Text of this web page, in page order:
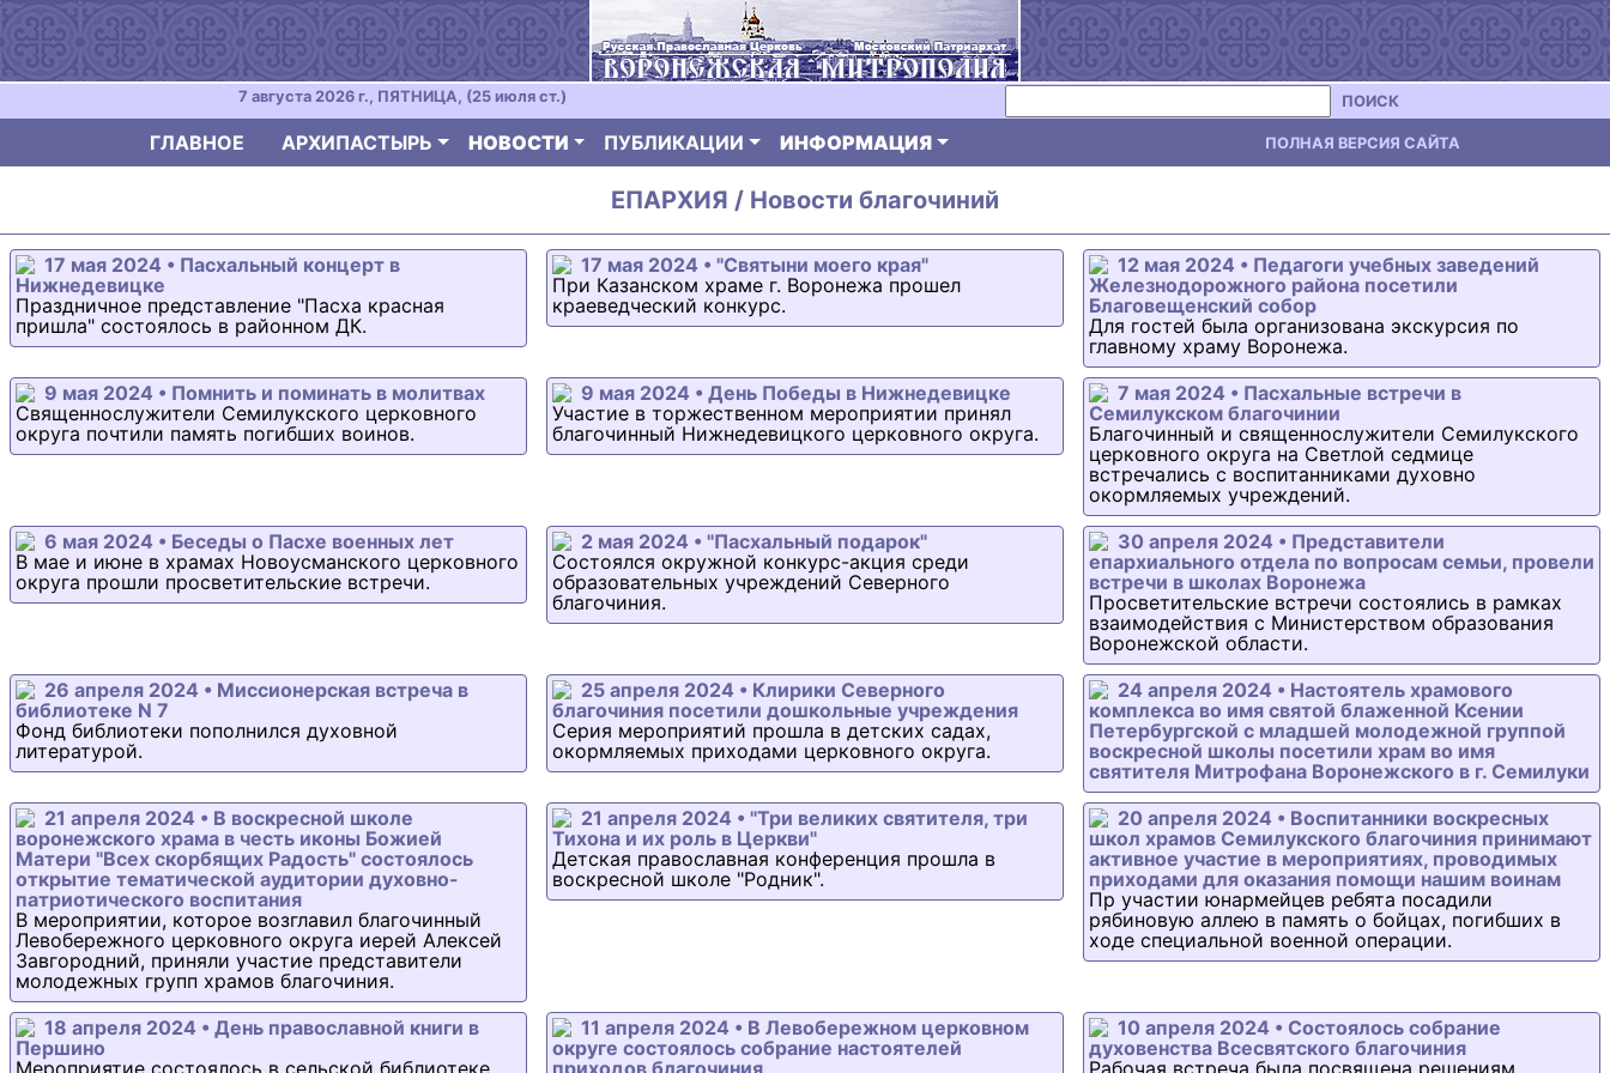
7 августа 2026 г., ПЯТНИЦА, (25 июля ст.) ПОИСК
ГЛАВНОЕ АРХИПАСТЫРЬ НОВОСТИ ПУБЛИКАЦИИ ИНФОРМАЦИЯ ПОЛНАЯ ВЕРСИЯ САЙТА
ЕПАРХИЯ / Новости благочиний
17 мая 2024 • Пасхальный концерт в
Нижнедевицке
Праздничное представление "Пасха красная
пришла" состоялось в районном ДК.
17 мая 2024 • "Святыни моего края"
При Казанском храме г. Воронежа прошел
краеведческий конкурс.
12 мая 2024 • Педагоги учебных заведений
Железнодорожного района посетили
Благовещенский собор
Для гостей была организована экскурсия по
главному храму Воронежа.
9 мая 2024 • Помнить и поминать в молитвах
Священнослужители Семилукского церковного
округа почтили память погибших воинов.
9 мая 2024 • День Победы в Нижнедевицке
Участие в торжественном мероприятии принял
благочинный Нижнедевицкого церковного округа.
7 мая 2024 • Пасхальные встречи в
Семилукском благочинии
Благочинный и священнослужители Семилукского
церковного округа на Светлой седмице
встречались с воспитанниками духовно
окормляемых учреждений.
6 мая 2024 • Беседы о Пасхе военных лет
В мае и июне в храмах Новоусманского церковного
округа прошли просветительские встречи.
2 мая 2024 • "Пасхальный подарок"
Состоялся окружной конкурс-акция среди
образовательных учреждений Северного
благочиния.
30 апреля 2024 • Представители
епархиального отдела по вопросам семьи, провели
встречи в школах Воронежа
Просветительские встречи состоялись в рамках
взаимодействия с Министерством образования
Воронежской области.
26 апреля 2024 • Миссионерская встреча в
библиотеке N 7
Фонд библиотеки пополнился духовной
литературой.
25 апреля 2024 • Клирики Северного
благочиния посетили дошкольные учреждения
Серия мероприятий прошла в детских садах,
окормляемых приходами церковного округа.
24 апреля 2024 • Настоятель храмового
комплекса во имя святой блаженной Ксении
Петербургской с младшей молодежной группой
воскресной школы посетили храм во имя
святителя Митрофана Воронежского в г. Семилуки
21 апреля 2024 • В воскресной школе
воронежского храма в честь иконы Божией
Матери "Всех скорбящих Радость" состоялось
открытие тематической аудитории духовно-
патриотического воспитания
В мероприятии, которое возглавил благочинный
Левобережного церковного округа иерей Алексей
Завгородний, приняли участие представители
молодежных групп храмов благочиния.
21 апреля 2024 • "Три великих святителя, три
Тихона и их роль в Церкви"
Детская православная конференция прошла в
воскресной школе "Родник".
20 апреля 2024 • Воспитанники воскресных
школ храмов Семилукского благочиния принимают
активное участие в мероприятиях, проводимых
приходами для оказания помощи нашим воинам
Пр участии юнармейцев ребята посадили
рябиновую аллею в память о бойцах, погибших в
ходе специальной военной операции.
18 апреля 2024 • День православной книги в
Першино
Мероприятие состоялось в сельской библиотеке.
11 апреля 2024 • В Левобережном церковном
округе состоялось собрание настоятелей
приходов благочиния
10 апреля 2024 • Состоялось собрание
духовенства Всесвятского благочиния
Рабочая встреча была посвящена решениям